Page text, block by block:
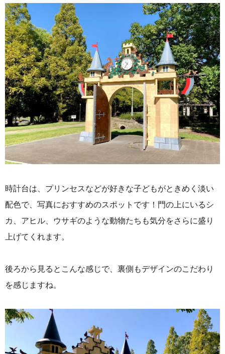
時計台は、プリンセスなどが好きな子どもがときめく淡い
配色で、写真におすすめのスポットです！門の上にいるシ
カ、アヒル、ウサギのような動物たちも気分をさらに盛り
上げてくれます。
後ろから見るとこんな感じで、裏側もデザインのこだわり
を感じますね。